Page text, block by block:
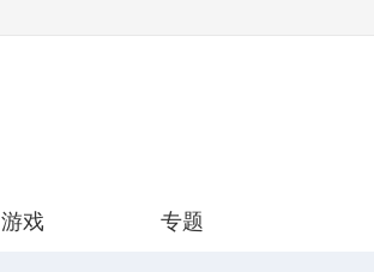
游戏 专题